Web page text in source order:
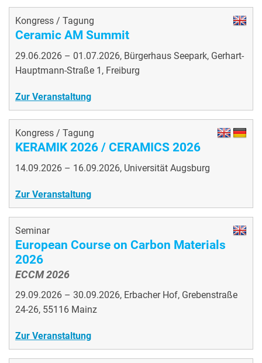
Kongress / Tagung
Ceramic AM Summit
29.06.2026 – 01.07.2026, Bürgerhaus Seepark, Gerhart-
Hauptmann-Straße 1, Freiburg
Zur Veranstaltung
Kongress / Tagung
KERAMIK 2026 / CERAMICS 2026
14.09.2026 – 16.09.2026, Universität Augsburg
Zur Veranstaltung
Seminar
European Course on Carbon Materials
2026
ECCM 2026
29.09.2026 – 30.09.2026, Erbacher Hof, Grebenstraße
24-26, 55116 Mainz
Zur Veranstaltung